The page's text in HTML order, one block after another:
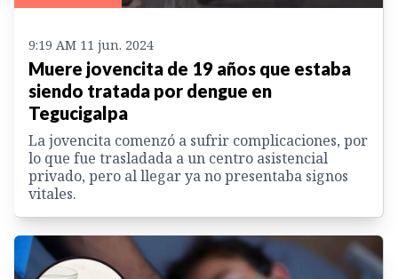
9:19 AM 11 jun. 2024
Muere jovencita de 19 años que estaba
siendo tratada por dengue en
Tegucigalpa
La jovencita comenzó a sufrir complicaciones, por
lo que fue trasladada a un centro asistencial
privado, pero al llegar ya no presentaba signos
vitales.